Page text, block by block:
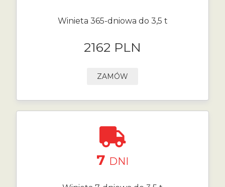
Winieta 365-dniowa do 3,5 t
2162 PLN
ZAMÓW
7 DNI